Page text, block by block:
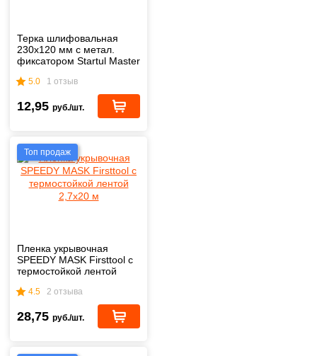
Терка шлифовальная
230х120 мм с метал.
фиксатором Startul Master
5.0 1 отзыв
12,95 руб./шт.
Топ продаж
Пленка укрывочная
SPEEDY MASK Firsttool с
термостойкой лентой
4.5 2 отзыва
28,75 руб./шт.